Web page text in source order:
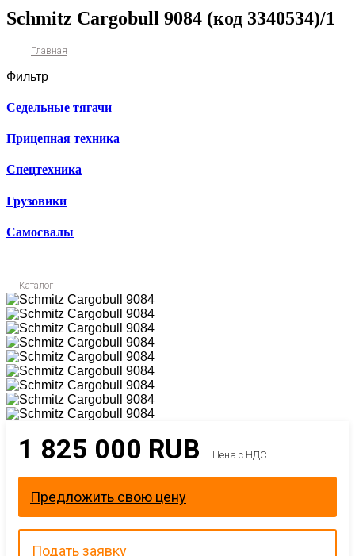
Schmitz Cargobull 9084 (код 3340534)/1
Главная
Фильтр
Седельные тягачи
Прицепная техника
Спецтехника
Грузовики
Самосвалы
Каталог
1 825 000 RUB Цена с НДС
Предложить свою цену
Подать заявку